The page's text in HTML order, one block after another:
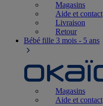
Magasins
Aide et contact
Livraison
Retour
Bébé fille 3 mois - 5 ans
Magasins
Aide et contact